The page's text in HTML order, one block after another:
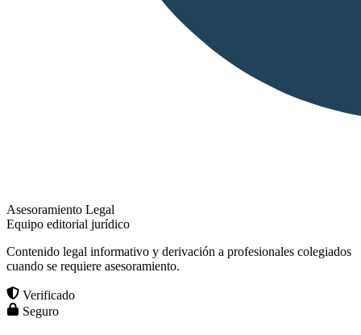
Asesoramiento Legal
Equipo editorial jurídico
Contenido legal informativo y derivación a profesionales colegiados
cuando se requiere asesoramiento.
Verificado
Seguro